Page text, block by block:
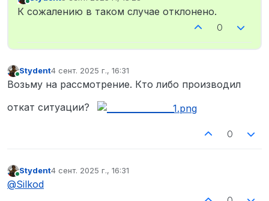
В сети отредактировано
К сожалению в таком случае отклонено.
0
Stydent4 сент. 2025 г., 16:31
отредактировано
Возьму на рассмотрение. Кто либо производил
откат ситуации?
0
В сети
Stydent4 сент. 2025 г., 16:31
отредактировано
@Silkod